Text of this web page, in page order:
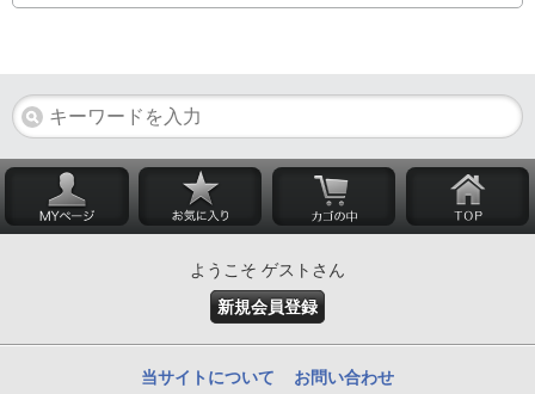
ようこそ ゲストさん
新規会員登録
当サイトについて お問い合わせ